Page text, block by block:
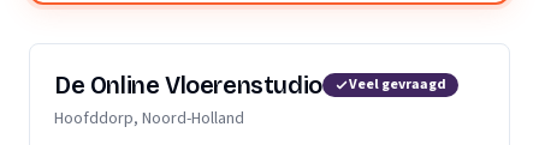
De Online Vloerenstudio Veel gevraagd
Hoofddorp, Noord-Holland